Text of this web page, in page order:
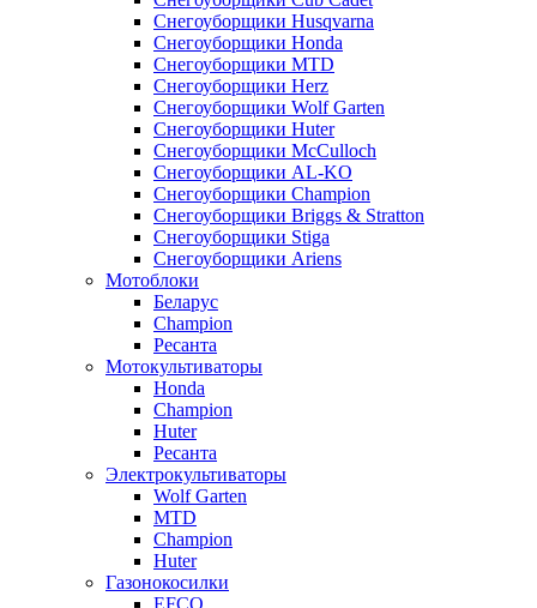
Снегоуборщики Husqvarna
Снегоуборщики Honda
Снегоуборщики MTD
Снегоуборщики Herz
Снегоуборщики Wolf Garten
Снегоуборщики Huter
Снегоуборщики McCulloch
Снегоуборщики AL-KO
Снегоуборщики Champion
Снегоуборщики Briggs & Stratton
Снегоуборщики Stiga
Снегоуборщики Ariens
Мотоблоки
Беларус
Champion
Ресанта
Мотокультиваторы
Honda
Champion
Huter
Ресанта
Электрокультиваторы
Wolf Garten
MTD
Champion
Huter
Газонокосилки
EFCO